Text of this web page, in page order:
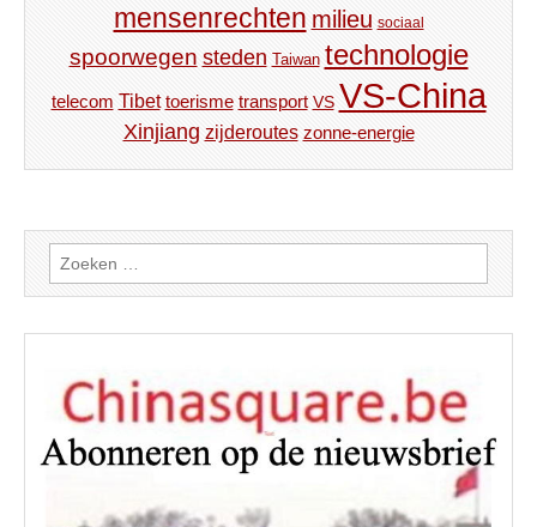
mensenrechten milieu sociaal
spoorwegen steden Taiwan technologie
telecom Tibet toerisme transport VS VS-China
Xinjiang zijderoutes zonne-energie
Zoeken
naar: